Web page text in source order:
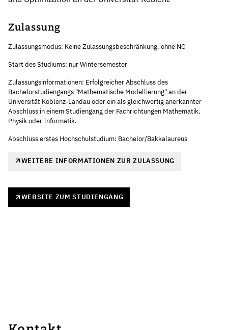
Zulassung
Zulassungsmodus: Keine Zulassungsbeschränkung, ohne NC
Start des Studiums: nur Wintersemester
Zulassungsinformationen: Erfolgreicher Abschluss des
Bachelorstudiengangs "Mathematische Modellierung" an der
Universität Koblenz-Landau oder ein als gleichwertig anerkannter
Abschluss in einem Studiengang der Fachrichtungen Mathematik,
Physik oder Informatik.
Abschluss erstes Hochschulstudium: Bachelor/Bakkalaureus
WEITERE INFORMATIONEN ZUR ZULASSUNG
WEBSITE ZUM STUDIENGANG